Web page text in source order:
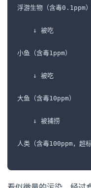
浮游生物（含毒0.1ppm）
    ↓ 被吃
小鱼（含毒1ppm）
    ↓ 被吃
大鱼（含毒10ppm）
    ↓ 被捕捞
人类（含毒100ppm，超标